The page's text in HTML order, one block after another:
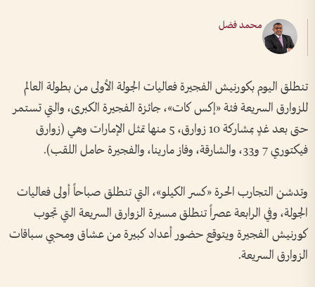
محمد فضل
تنطلق اليوم بكورنيش الفجيرة فعاليات الجولة الأولى من بطولة العالم
للزوارق السريعة فئة «إكس كات»، جائزة الفجيرة الكبرى، والتي تستمر
حتى بعد غدٍ بمشاركة 10 زوارق، 5 منها تمثل الإمارات وهي (زوارق
فيكتوري 7 و33، والشارقة، وفاز مارينا، والفجيرة حامل اللقب).
وتدشن التجارب الحرة «كسر الكيلو»، التي تنطلق صباحاً أولى فعاليات
الجولة، وفي الرابعة عصراً تنطلق مسيرة الزوارق السريعة التي تجوب
كورنيش الفجيرة ويتوقع حضور أعداد كبيرة من عشاق ومحبي سباقات
الزوارق السريعة.